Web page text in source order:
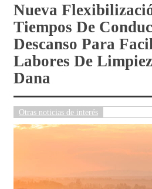
Nueva
Tiempos De
Descanso Para
Labores De
Dana
Otras noticias de interés